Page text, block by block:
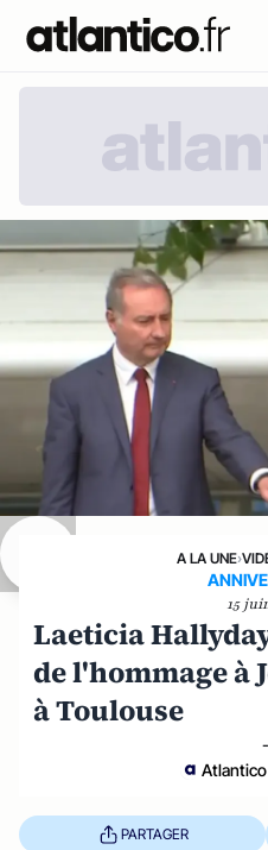
A LA UNE›
15
Laeticia
de l'hommage à
à Toulouse
-
PARTAGER